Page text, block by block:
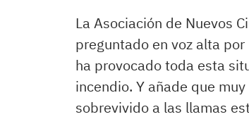
La Asociación de Nuevos
preguntado en voz alta
ha provocado toda esta
incendio. Y añade que
sobrevivido a las llamas